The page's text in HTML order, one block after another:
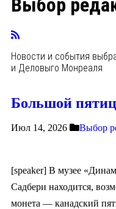
Выбор
Новости и события
и Деловыго Монреаля
Большой
Июл 14, 2026 Выбор
[speaker] В музее
Садбери находится,
монета — канадский